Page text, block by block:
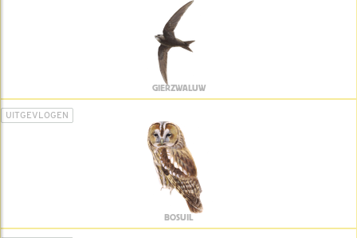
GIERZWALUW
UITGEVLOGEN
BOSUIL